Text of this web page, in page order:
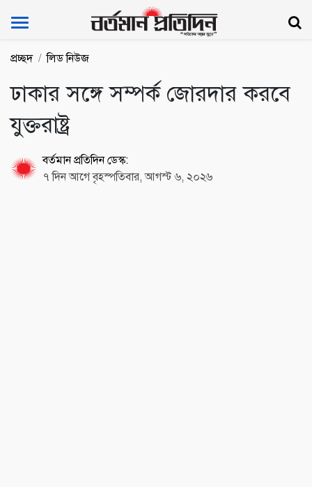
Bartoman Protidin
প্রচ্ছদ লিড নিউজ
ঢাকার সঙ্গে সম্পর্ক জোরদার করবে
যুক্তরাষ্ট্র
বর্তমান প্রতিদিন ডেস্ক:
৭ দিন আগে বৃহস্পতিবার, আগস্ট ৬, ২০২৬